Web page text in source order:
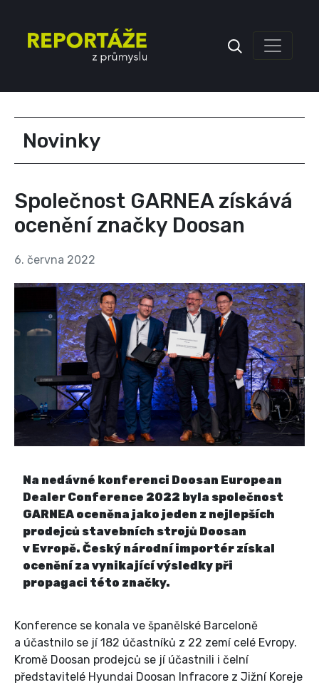
Novinky
Společnost GARNEA získává
ocenění značky Doosan
6. června 2022
Na nedávné konferenci Doosan European
Dealer Conference 2022 byla společnost
GARNEA oceněna jako jeden z nejlepších
prodejců stavebních strojů Doosan
v Evropě. Český národní importér získal
ocenění za vynikající výsledky při
propagaci této značky.
Konference se konala ve španělské Barceloně
a účastnilo se jí 182 účastníků z 22 zemí celé Evropy.
Kromě Doosan prodejců se jí účastnili i čelní
představitelé Hyundai Doosan Infracore z Jižní Koreje